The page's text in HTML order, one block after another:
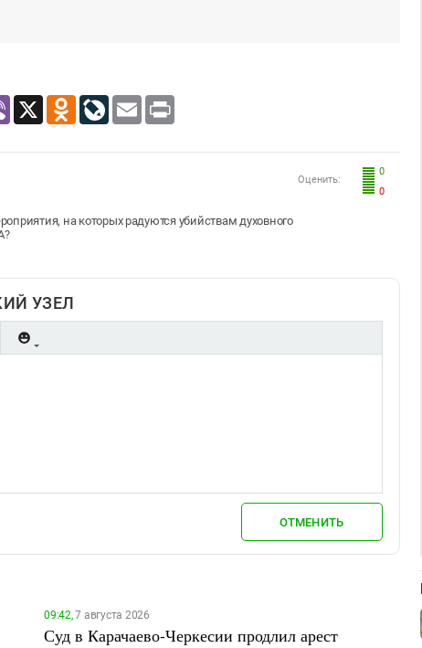
Viber X Odnoklassniki
LiveJournal
Email
0
0
Оценить:
на которых радуются убийствам духовного
УЗЕЛ
ОТМЕНИТЬ
09:42,7 августа 2026
Суд в Карачаево-Черкесии продлил арест